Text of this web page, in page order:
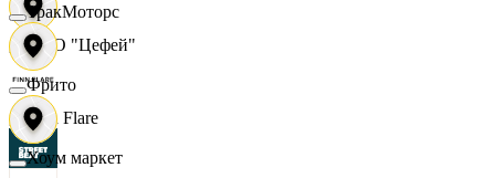
ООО "Цефей"
Finn Flare
ТракМоторс
Фрито
Хоум маркет